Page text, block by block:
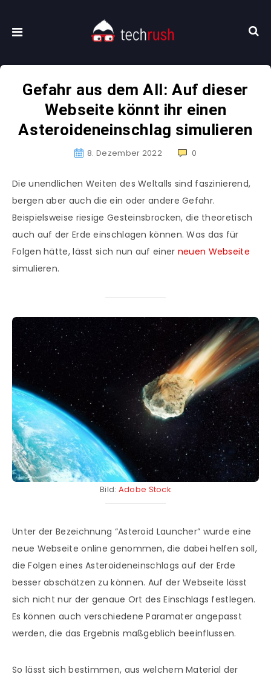
Gefahr aus dem All: Auf dieser
Webseite könnt ihr einen
Asteroideneinschlag simulieren
8. Dezember 2022 0
Die unendlichen Weiten des Weltalls sind faszinierend,
bergen aber auch die ein oder andere Gefahr.
Beispielsweise riesige Gesteinsbrocken, die theoretisch
auch auf der Erde einschlagen können. Was das für
Folgen hätte, lässt sich nun auf einer neuen Webseite
simulieren.
Bild: Adobe Stock
Unter der Bezeichnung “Asteroid Launcher” wurde eine
neue Webseite online genommen, die dabei helfen soll,
die Folgen eines Asteroideneinschlags auf der Erde
besser abschätzen zu können. Auf der Webseite lässt
sich nicht nur der genaue Ort des Einschlags festlegen.
Es können auch verschiedene Paramater angepasst
werden, die das Ergebnis maßgeblich beeinflussen.
So lässt sich bestimmen, aus welchem Material der